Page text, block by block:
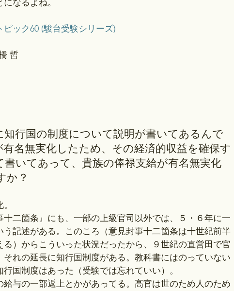
なるよね。
ック60 (駿台受験シリーズ)
哲
行国の制度について説明が書いてあるんで
名無実化したため、その経済的収益を確保す
いてあって、貴族の俸禄支給が有名無実化
か？
二箇条』にも、一部の上級官司以外では、５・６年に一
記述がある。このころ（意見封事十二箇条は十世紀前半
）からこういった状況だったから、９世紀の直営田で官
れの延長に知行国制度がある。教科書にはのっていない
国制度はあった（受験では忘れていい）。
与の一部返上とかがあってる。高官は世のため人のため